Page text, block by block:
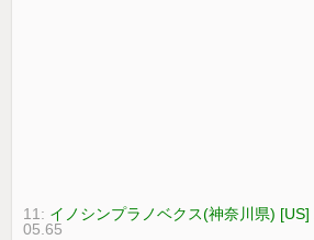
11: イノシンプラノベクス(神奈川県) [US]
05.65